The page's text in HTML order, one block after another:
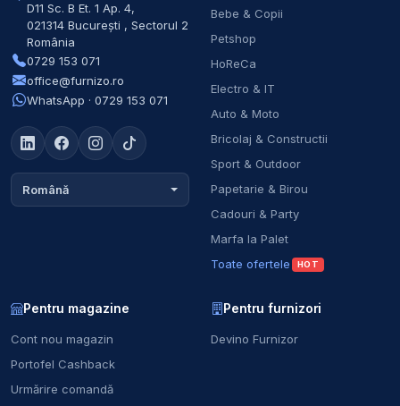
D11 Sc. B Et. 1 Ap. 4,
021314 București , Sectorul 2
România
0729 153 071
office@furnizo.ro
WhatsApp · 0729 153 071
Română
Bebe & Copii
Petshop
HoReCa
Electro & IT
Auto & Moto
Bricolaj & Constructii
Sport & Outdoor
Papetarie & Birou
Cadouri & Party
Marfa la Palet
Toate ofertele
HOT
Pentru magazine
Cont nou magazin
Portofel Cashback
Urmărire comandă
Pentru furnizori
Devino Furnizor